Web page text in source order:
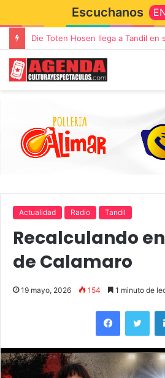
Escuchanos
Actualidad Radio Tandil
Recalculando
de Calamaro
19 mayo, 2026 154 1 minuto de